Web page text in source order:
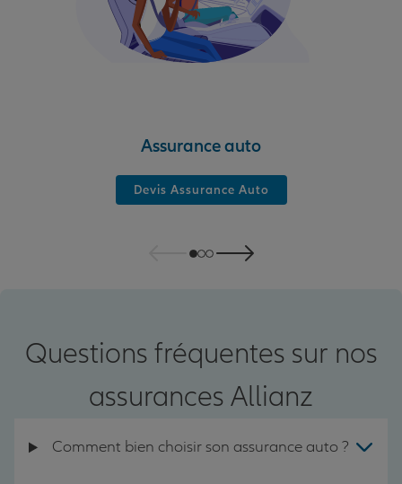
Assurance auto
Devis Assurance Auto
Questions fréquentes sur nos
assurances Allianz
Comment bien choisir son assurance auto ?